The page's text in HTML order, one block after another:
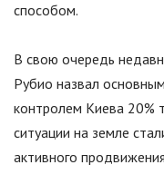
способом.
В свою очередь
Рубио назвал
контролем Киева 20%
ситуации на земле
активного